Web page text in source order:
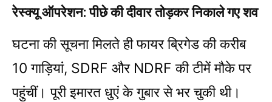
रेस्क्यू ऑपरेशन: पीछे की दीवार तोड़कर निकाले गए शव
घटना की सूचना मिलते ही फायर ब्रिगेड की करीब
10 गाड़ियां, SDRF और NDRF की टीमें मौके पर
पहुंचीं। पूरी इमारत धुएं के गुबार से भर चुकी थी।